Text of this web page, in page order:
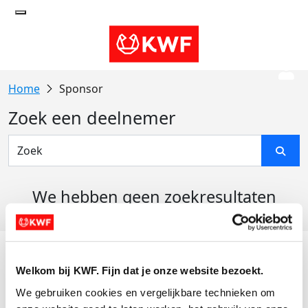
Welkom bij KWF. Fijn dat je onze website bezoekt.
We gebruiken cookies en vergelijkbare technieken om
Sponsor
Zoek een deelnemer
We hebben geen zoekresultaten
Actiematerialen
Evenementen